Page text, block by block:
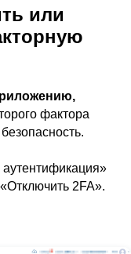
или
фактора
2FA».